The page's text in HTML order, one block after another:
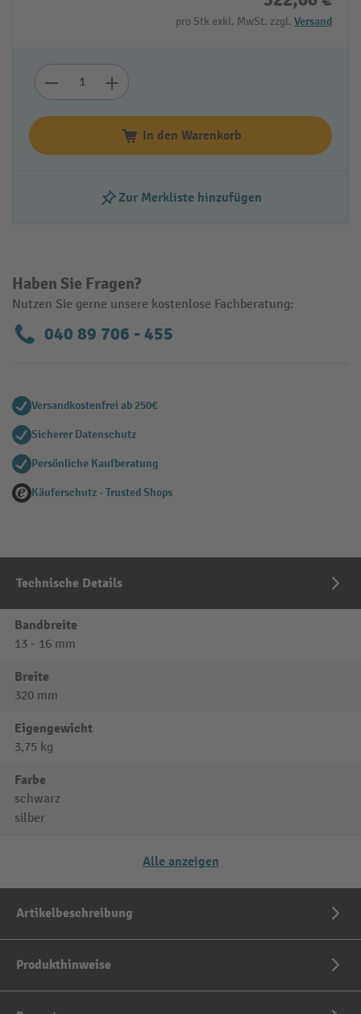
pro Stk exkl. MwSt. zzgl. Versand
In den Warenkorb
Zur Merkliste hinzufügen
Haben Sie Fragen?
Nutzen Sie gerne unsere kostenlose Fachberatung:
040 89 706 - 455
Versandkostenfrei ab 250€
Sicherer Datenschutz
Persönliche Kaufberatung
Käuferschutz - Trusted Shops
Technische Details
Bandbreite
13 - 16 mm
Breite
320 mm
Eigengewicht
3,75 kg
Farbe
schwarz
silber
Alle anzeigen
Artikelbeschreibung
Produkthinweise